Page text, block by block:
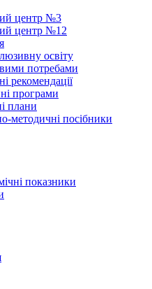
центр №3
центр №12
освіту
потребами
рекомендації
програми
плани
методичні посібники
показники